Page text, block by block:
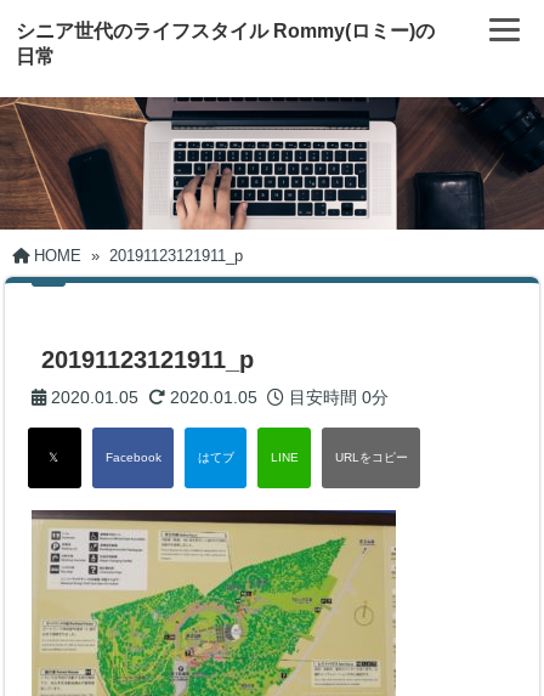
シニア世代のライフスタイル Rommy(ロミー)の
日常
HOME » 20191123121911_p
20191123121911_p
2020.01.05 2020.01.05 目安時間0分